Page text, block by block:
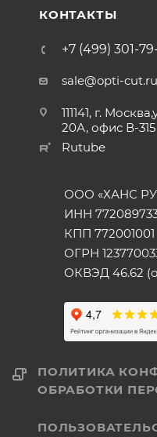
КОНТАКТЫ
+7 (499) 301-
sale@opti-cut.ru
111141, г.
20А, офис В-315
Rutube
ООО «ХАНС
ИНН
КПП 772001001
ОГРН
ОКВЭД 46.62
ПОЛИТИКА
ОБРАБОТКИ